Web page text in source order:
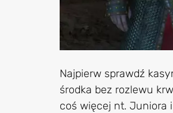
Najpierw sprawdź
środka bez rozlewu
coś więcej nt. Juniora